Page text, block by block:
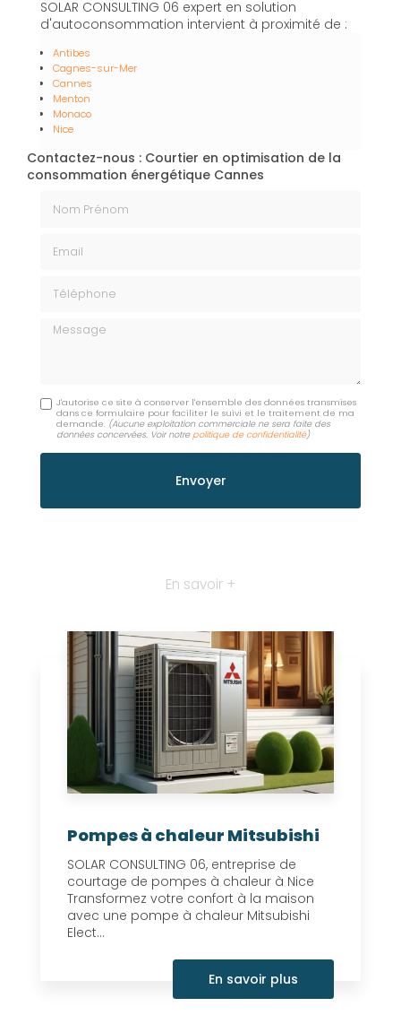
SOLAR CONSULTING 06 expert en solution
d'autoconsommation intervient à proximité de :
Antibes
Cagnes-sur-Mer
Cannes
Menton
Monaco
Nice
Contactez-nous : Courtier en optimisation de la
consommation énergétique Cannes
Message
J'autorise ce site à conserver l'ensemble des données transmises
dans ce formulaire pour faciliter le suivi et le traitement de ma
demande. (Aucune exploitation commerciale ne sera faite des
données concervées. Voir notrepolitique de confidentialité)
En savoir +
Pompes à chaleur Mitsubishi
SOLAR CONSULTING 06, entreprise de
courtage de pompes à chaleur à Nice
Transformez votre confort à la maison
avec une pompe à chaleur Mitsubishi
Elect...
En savoir plus